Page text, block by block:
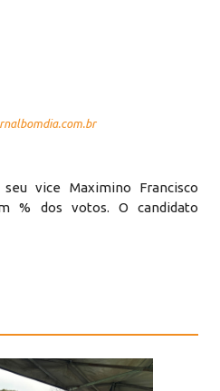
vice Maximino Francisco
% dos votos. O candidato